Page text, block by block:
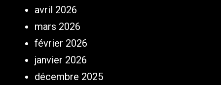
avril 2026
mars 2026
février 2026
janvier 2026
décembre 2025